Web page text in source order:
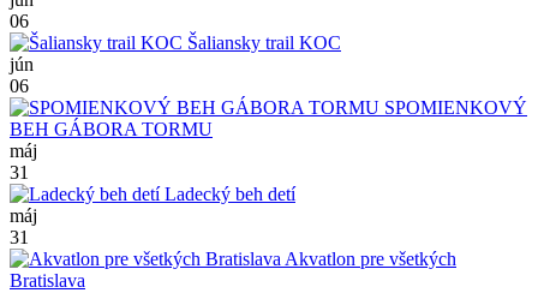
06
Šaliansky trail KOC
jún
06
SPOMIENKOVÝ
BEH GÁBORA TORMU
máj
31
Ladecký beh detí
máj
31
Akvatlon pre všetkých
Bratislava